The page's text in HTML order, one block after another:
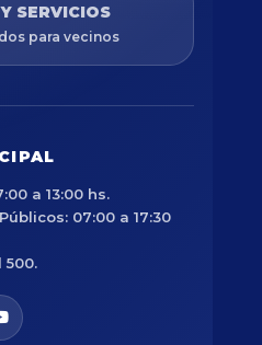
SERVICIOS
para vecinos
a 13:00 hs.
07:00 a 17:30
500.